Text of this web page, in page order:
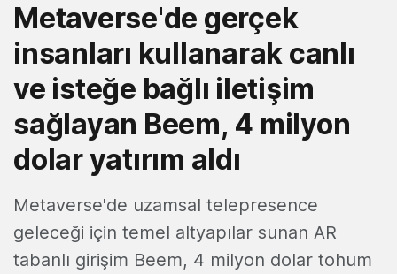
Metaverse'de gerçek
insanları kullanarak canlı
ve isteğe bağlı iletişim
sağlayan Beem, 4 milyon
dolar yatırım aldı
Metaverse'de uzamsal telepresence
geleceği için temel altyapılar sunan AR
tabanlı girişim Beem, 4 milyon dolar tohum